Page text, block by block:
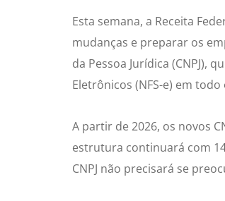
Esta semana, a Receita
mudanças e preparar os
da Pessoa Jurídica (CNPJ),
Eletrônicos (NFS-e) em todo
A partir de 2026, os novos
estrutura continuará com
CNPJ não precisará se